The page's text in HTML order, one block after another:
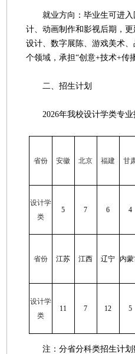
就业方向：毕业生可进入
计、动画制作和影视后期，
设计、数字展陈、游戏美术
个领域，承担“创意+技术+传
二、招生计划
2026年我校设计学类专业
省份 安徽 北京 福建 甘
设计学
类
5 7 6 4
省份 江苏 江西 辽宁 内
设计学
类
11 7 12 5
注：分省分科类招生计划